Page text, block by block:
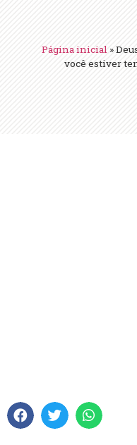
Página inicial »
você estiver